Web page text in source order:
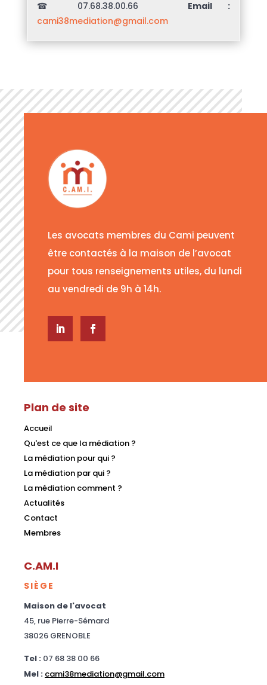
☎ 07.68.38.00.66 Email :
cami38mediation@gmail.com
Les avocats membres du Cami peuvent
être contactés à la maison de l’avocat
pour tous renseignements utiles, du lundi
au vendredi de 9h à 14h.
Plan de site
Accueil
Qu'est ce que la médiation ?
La médiation pour qui ?
La médiation par qui ?
La médiation comment ?
Actualités
Contact
Membres
C.AM.I
SIÈGE
Maison de l'avocat
45, rue Pierre-Sémard
38026 GRENOBLE
Tel : 07 68 38 00 66
Mel : cami38mediation@gmail.com